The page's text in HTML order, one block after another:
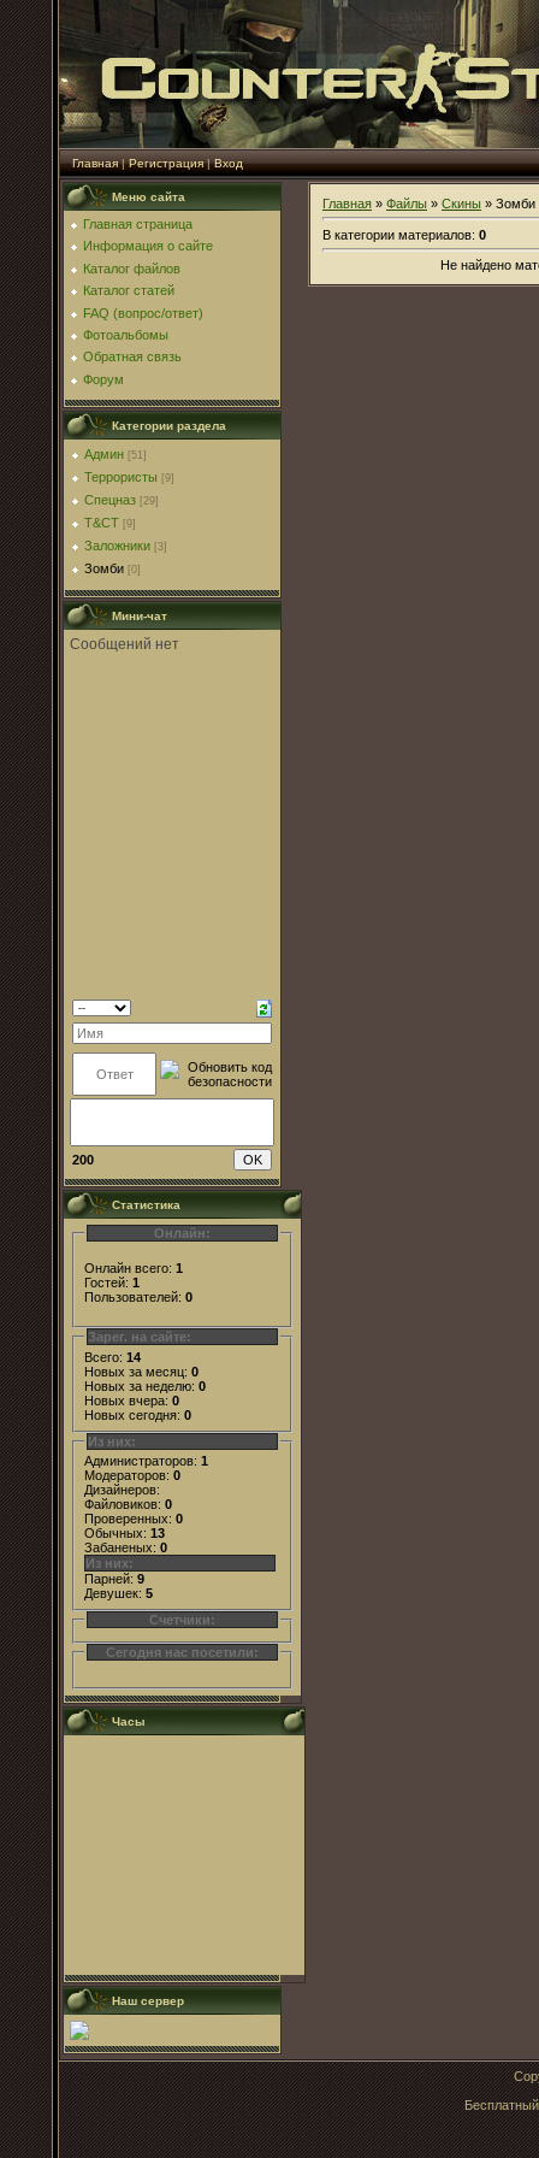
Главная|Регистрация|Вход
Меню сайта
Главная страница
Информация о сайте
Каталог файлов
Каталог статей
FAQ (вопрос/ответ)
Фотоальбомы
Обратная связь
Форум
Категории раздела
Админ [51]
Террористы [9]
Спецназ [29]
T&CT [9]
Заложники [3]
Зомби [0]
Мини-чат
200
Статистика
Онлайн:
Онлайн всего: 1
Гостей: 1
Пользователей: 0
Зарег. на сайте:
Всего: 14
Новых за месяц: 0
Новых за неделю: 0
Новых вчера: 0
Новых сегодня: 0
Из них:
Администраторов: 1
Модераторов: 0
Дизайнеров:
Файловиков: 0
Проверенных: 0
Обычных: 13
Забаненых: 0
Из них:
Парней: 9
Девушек: 5
Счетчики:
Сегодня нас посетили:
Часы
Наш сервер
Главная » Файлы » Скины » Зомби
В категории материалов: 0
Не найдено